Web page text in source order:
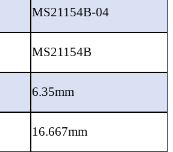
MS21154B-04
MS21154B
6.35mm
16.667mm